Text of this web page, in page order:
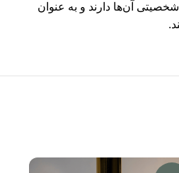
آن‌ها دارند و به عنوان